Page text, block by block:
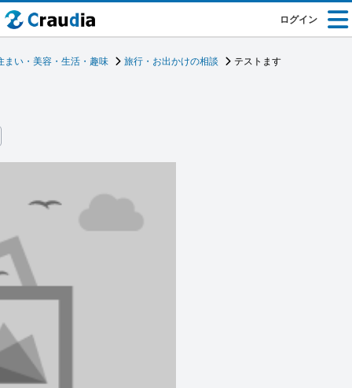
ログイン
まい・美容・生活・趣味 旅行・お出かけの相談 テストます